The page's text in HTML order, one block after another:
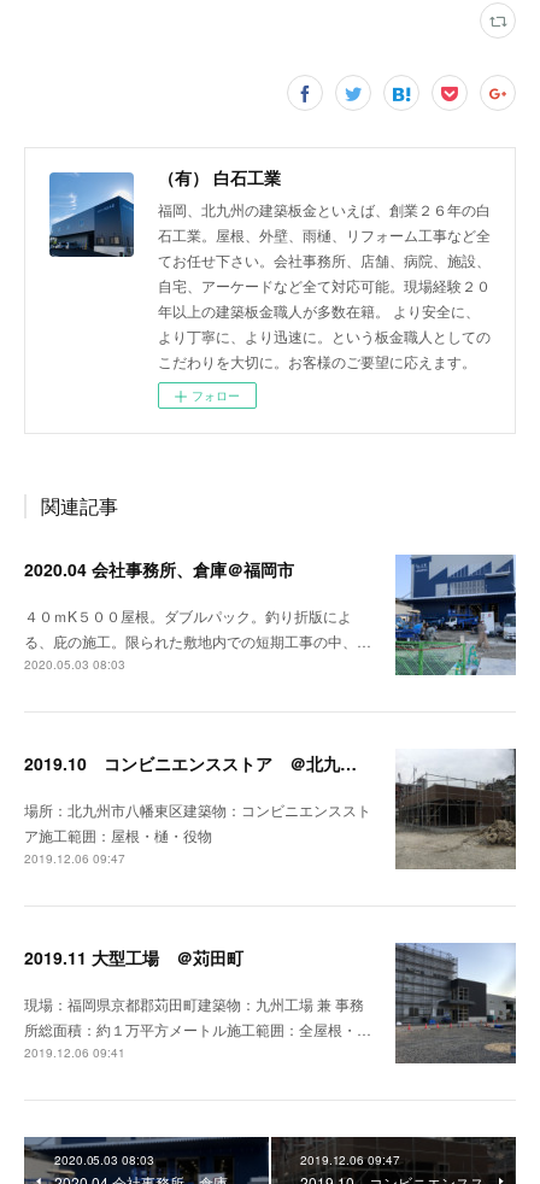
（有） 白石工業
福岡、北九州の建築板金といえば、創業２６年の白
石工業。屋根、外壁、雨樋、リフォーム工事など全
てお任せ下さい。会社事務所、店舗、病院、施設、
自宅、アーケードなど全て対応可能。現場経験２０
年以上の建築板金職人が多数在籍。 より安全に、
より丁寧に、より迅速に。という板金職人としての
こだわりを大切に。お客様のご要望に応えます。
フォロー
関連記事
2020.04 会社事務所、倉庫＠福岡市
４０ｍK５００屋根。ダブルパック。釣り折版によ
る、庇の施工。限られた敷地内での短期工事の中、…
2020.05.03 08:03
2019.10 コンビニエンスストア ＠北九州市八幡東区
場所：北九州市八幡東区建築物：コンビニエンススト
ア施工範囲：屋根・樋・役物
2019.12.06 09:47
2019.11 大型工場 ＠苅田町
現場：福岡県京都郡苅田町建築物：九州工場 兼 事務
所総面積：約１万平方メートル施工範囲：全屋根・…
2019.12.06 09:41
2020.05.03 08:03 2019.12.06 09:47